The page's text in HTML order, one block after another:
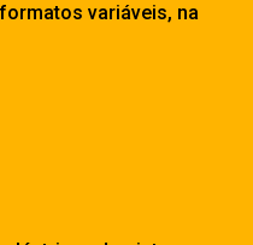
variáveis, na